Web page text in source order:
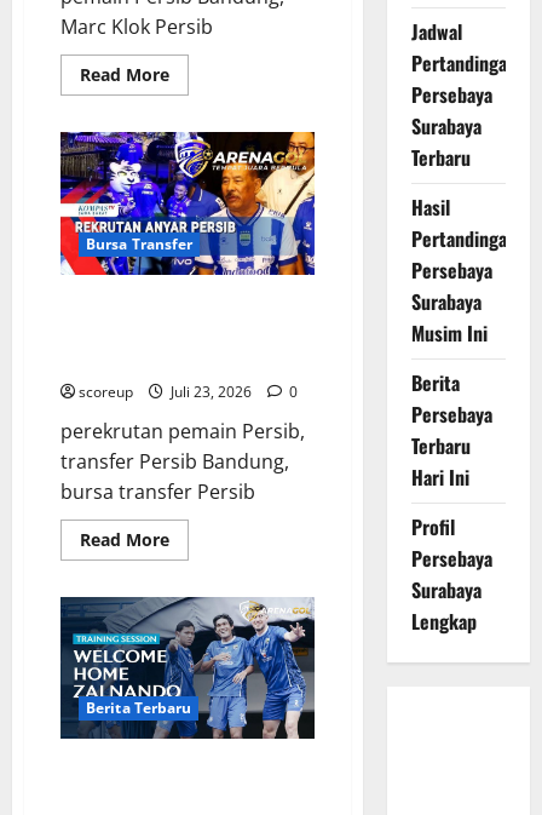
Marc Klok Persib
Read MoreRead
more
Pemain
Persib
Bandung,
Marc
Klok
Sang
Gelandang
Andalan
Bursa Transfer
scoreup Juli 23, 2026 0
perekrutan pemain Persib,
transfer Persib Bandung,
bursa transfer Persib
Read MoreRead
more
Persib
Bandung,
Resmi
Datangkan
Pemain
Baru
Siap
Hadapi
Liga
Berita Terbaru
Jadwal
Pertandingan
Persebaya
Surabaya
Terbaru
Hasil
Pertandingan
Persebaya
Surabaya
Musim Ini
Berita
Persebaya
Terbaru
Hari Ini
Profil
Persebaya
Surabaya
Lengkap